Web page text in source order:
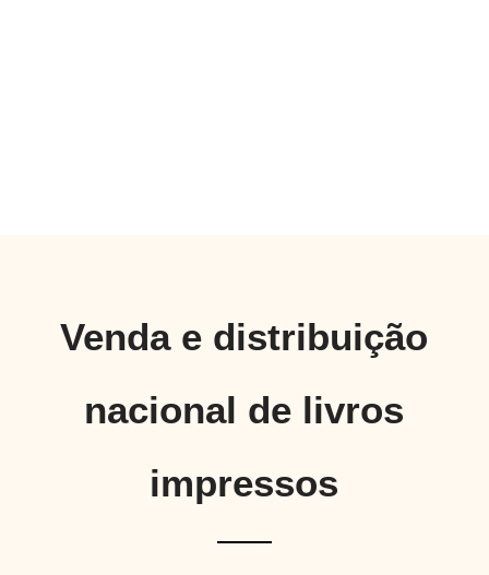
Venda e distribuição
nacional de livros
impressos